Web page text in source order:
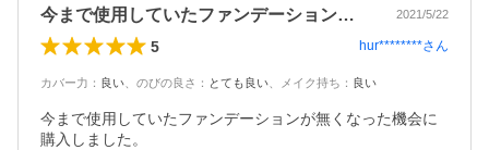
今まで使用していたファンデーションが無… 2021/5/22
5 hur********さん
カバー力 ： 良い のびの良さ ： とても良い メイク持ち ： 良い
今まで使用していたファンデーションが無くなった機会に
購入しました。